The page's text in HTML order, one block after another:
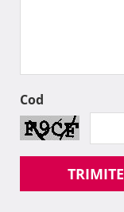
Cod
TRIMITE